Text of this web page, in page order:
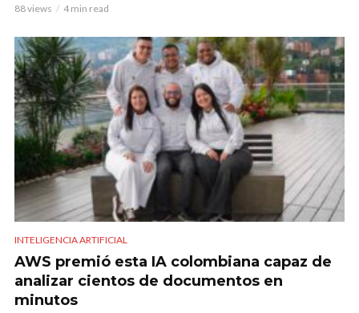
88 views 4 min read
INTELIGENCIA ARTIFICIAL
AWS premió esta IA colombiana capaz de
analizar cientos de documentos en
minutos